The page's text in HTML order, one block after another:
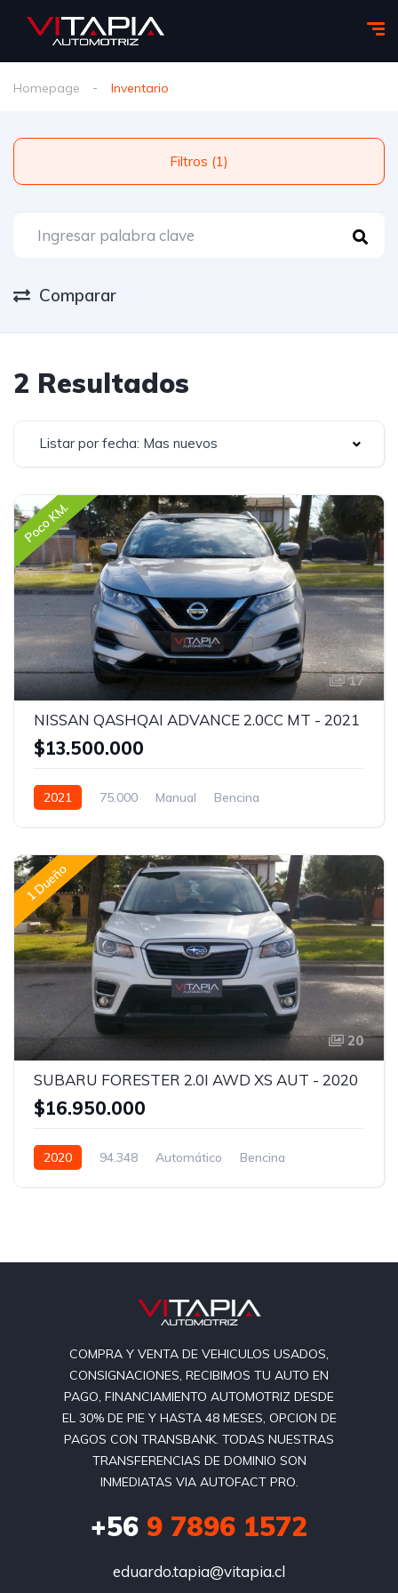
Homepage Inventario
Filtros (1)
Comparar
2 Resultados
Listar por fecha: Mas nuevos
Poco KM.
17
NISSAN QASHQAI ADVANCE 2.0CC MT - 2021
$13.500.000
2021 75.000 Manual Bencina
1 Dueño
20
SUBARU FORESTER 2.0I AWD XS AUT - 2020
$16.950.000
2020 94.348 Automático Bencina
COMPRA Y VENTA DE VEHICULOS USADOS,
CONSIGNACIONES, RECIBIMOS TU AUTO EN
PAGO, FINANCIAMIENTO AUTOMOTRIZ DESDE
EL 30% DE PIE Y HASTA 48 MESES, OPCION DE
PAGOS CON TRANSBANK. TODAS NUESTRAS
TRANSFERENCIAS DE DOMINIO SON
INMEDIATAS VIA AUTOFACT PRO.
+56 9 7896 1572
eduardo.tapia@vitapia.cl